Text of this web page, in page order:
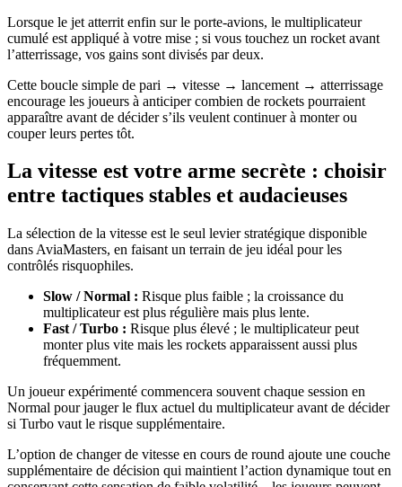
Lorsque le jet atterrit enfin sur le porte-avions, le multiplicateur
cumulé est appliqué à votre mise ; si vous touchez un rocket avant
l’atterrissage, vos gains sont divisés par deux.
Cette boucle simple de pari → vitesse → lancement → atterrissage
encourage les joueurs à anticiper combien de rockets pourraient
apparaître avant de décider s’ils veulent continuer à monter ou
couper leurs pertes tôt.
La vitesse est votre arme secrète : choisir
entre tactiques stables et audacieuses
La sélection de la vitesse est le seul levier stratégique disponible
dans AviaMasters, en faisant un terrain de jeu idéal pour les
contrôlés risquophiles.
Slow / Normal : Risque plus faible ; la croissance du
multiplicateur est plus régulière mais plus lente.
Fast / Turbo : Risque plus élevé ; le multiplicateur peut
monter plus vite mais les rockets apparaissent aussi plus
fréquemment.
Un joueur expérimenté commencera souvent chaque session en
Normal pour jauger le flux actuel du multiplicateur avant de décider
si Turbo vaut le risque supplémentaire.
L’option de changer de vitesse en cours de round ajoute une couche
supplémentaire de décision qui maintient l’action dynamique tout en